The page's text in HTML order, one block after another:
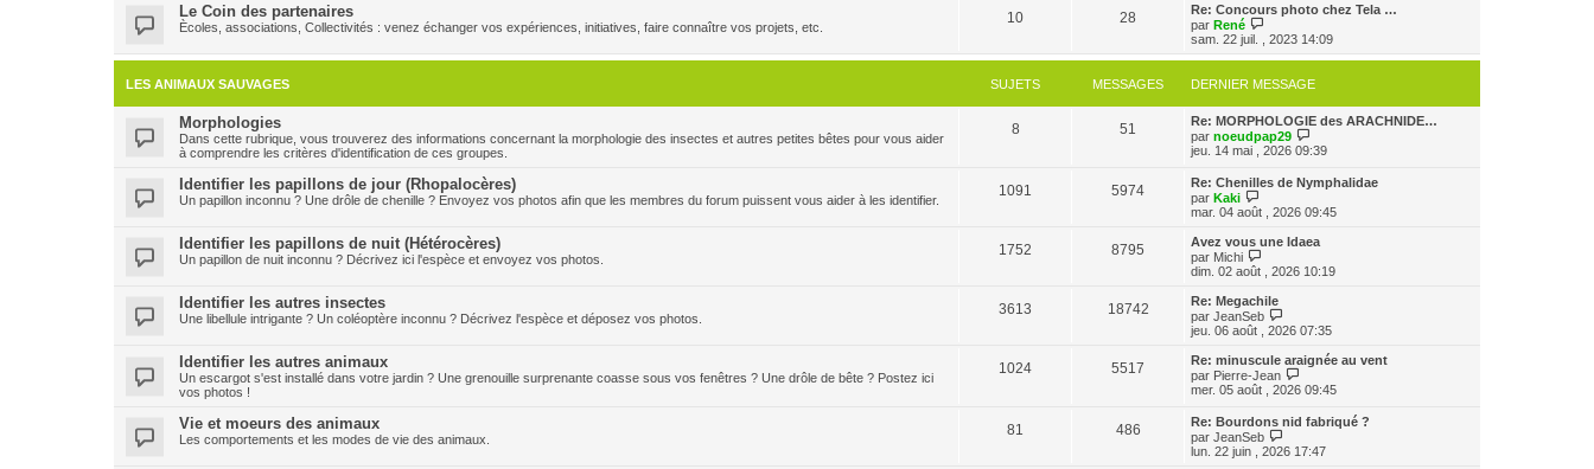
g
e
e
s
a
e
i
r
m
s
g
e
e
d
e
r
i
r
m
e
s
a
e
Le Coin des partenaires
Ècoles, associations, Collectivités : venez échanger vos expériences, initiatives, faire connaître vos projets, etc.
10 28
Re: Concours photo chez Tela …
par René
o
r
l
e
d
e
r
n
e
m
e
s
a
g
sam. 22 juil. , 2023 14:09
LES ANIMAUX SAUVAGES SUJETS MESSAGES DERNIER MESSAGE
Morphologies
Dans cette rubrique, vous trouverez des informations concernant la morphologie des insectes et autres petites bêtes pour vous aider
à comprendre les critères d'identification de ces groupes.
8 51
Re: MORPHOLOGIE des ARACHNIDE…
par noeudpap29
o
l
e
d
r
i
e
s
g
jeu. 14 mai , 2026 09:39
Identifier les papillons de jour (Rhopalocères)
Un papillon inconnu ? Une drôle de chenille ? Envoyez vos photos afin que les membres du forum puissent vous aider à les identifier.
1091 5974
Re: Chenilles de Nymphalidae
par Kaki
o
r
d
e
r
n
i
r
m
e
s
a
g
mar. 04 août , 2026 09:45
Identifier les papillons de nuit (Hétérocères)
Un papillon de nuit inconnu ? Décrivez ici l'espèce et envoyez vos photos.
1752 8795
Avez vous une Idaea
par Michi
i
r
e
d
e
r
n
r
m
e
dim. 02 août , 2026 10:19
Identifier les autres insectes
Une libellule intrigante ? Un coléoptère inconnu ? Décrivez l'espèce et déposez vos photos.
3613 18742
Re: Megachile
par JeanSeb
o
r
l
e
d
r
i
jeu. 06 août , 2026 07:35
Identifier les autres animaux
Un escargot s'est installé dans votre jardin ? Une grenouille surprenante coasse sous vos fenêtres ? Une drôle de bête ? Postez ici
vos photos !
1024 5517
Re: minuscule araignée au vent
par Pierre-Jean
o
e
d
mer. 05 août , 2026 09:45
Vie et moeurs des animaux
Les comportements et les modes de vie des animaux.
81 486
Re: Bourdons nid fabriqué ?
par JeanSeb
o
lun. 22 juin , 2026 17:47